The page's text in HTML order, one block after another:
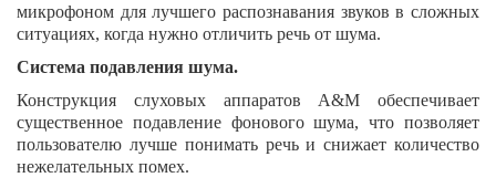
микрофоном для лучшего распознавания звуков в сложных
ситуациях, когда нужно отличить речь от шума.
Система подавления шума.
Конструкция слуховых аппаратов A&M обеспечивает
существенное подавление фонового шума, что позволяет
пользователю лучше понимать речь и снижает количество
нежелательных помех.